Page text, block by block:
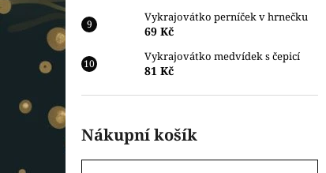
Vykrajovátko perníček v hrnečku
69 Kč
Vykrajovátko medvídek s čepicí
81 Kč
Nákupní košík